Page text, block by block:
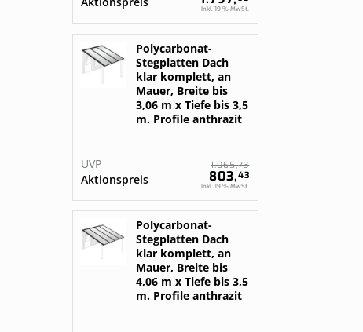
Inkl. 19 % MwSt.
Polycarbonat-
Stegplatten Dach
klar komplett, an
Mauer, Breite bis
3,06 m x Tiefe bis 3,5
m. Profile anthrazit
Aktionspreis 803,43
UVP 1.065,73
Inkl. 19 % MwSt.
Polycarbonat-
Stegplatten Dach
klar komplett, an
Mauer, Breite bis
4,06 m x Tiefe bis 3,5
m. Profile anthrazit